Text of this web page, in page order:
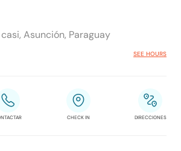
Asunción, Paraguay
SEE HOURS
CHECK IN DIRECCIONES